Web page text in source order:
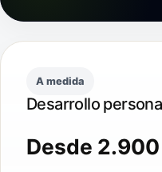
A medida
Desarrollo
Desde